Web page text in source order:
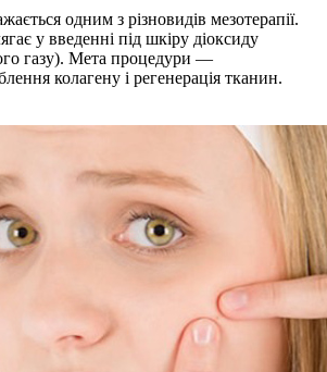
одним з різновидів мезотерапії.
у введенні під шкіру діоксиду
газу). Мета процедури —
колагену і регенерація тканин.